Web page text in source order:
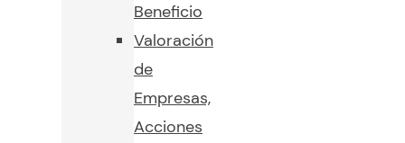
Beneficio
Valoración
de
Empresas,
Acciones